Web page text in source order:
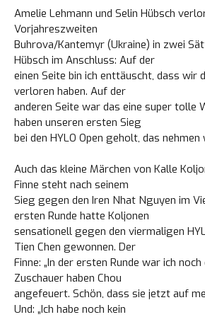
Amelie Lehmann und Selin Hübsch
Vorjahreszweiten
Buhrova/Kantemyr (Ukraine) in zwei
Hübsch im Anschluss: Auf der
einen Seite bin ich enttäuscht, dass wir
verloren haben. Auf der
anderen Seite war das eine super tolle
haben unseren ersten Sieg
bei den HYLO Open geholt, das nehmen
Auch das kleine Märchen von Kalle
Finne steht nach seinem
Sieg gegen den Iren Nhat Nguyen im
ersten Runde hatte Koljonen
sensationell gegen den viermaligen
Tien Chen gewonnen. Der
Finne: „In der ersten Runde war ich
Zuschauer haben Chou
angefeuert. Schön, dass sie jetzt auf
Und: „Ich habe noch kein